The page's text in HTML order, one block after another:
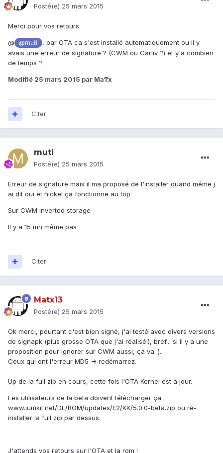
Posté(e) 25 mars 2015
Merci pour vos retours.
@ @muti
, par OTA ca s'est installé automatiquement ou il y
avais une erreur de signature ? (CWM ou Carliv ?) et y'a combien
de temps ?
Modifié 25 mars 2015 par Maͳx
Citer
muti
Posté(e) 25 mars 2015
Erreur de signature mais il ma proposé de l'installer quand même j
ai dit oui et nickel ça fonctionne au top
Sur CWM inverted storage
Il y a 15 mn même pas
Citer
Matx13
Posté(e) 25 mars 2015
Ok merci, pourtant c'est bien signé, j'ai testé avec divers versions
de signapk (plus grosse OTA que j'ai réalisé!), bref... si il y a une
proposition pour ignorer sur CWM aussi, ça va :).
Ceux qui ont l'erreur MD5 -> redémarrez.
Up de la full zip en cours, cette fois l'OTA Kernel est à jour.
Les utilisateurs de la beta doivent télécharger ça :
www.iumkit.net/DL/ROM/updates/E2/KK/5.0.0-beta.zip ou ré-
installer la full zip par dessus.
J'attends vos retours sur l'OTA et la rom !